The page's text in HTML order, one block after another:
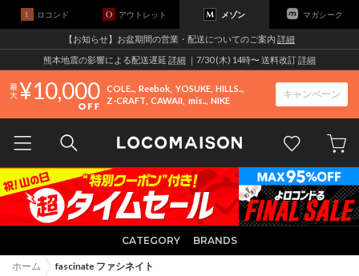
ロコンド アウトレット メゾン マガシーク
【お知らせ】お盆期間の営業・配送についてのご案内 詳細
熊本地震の影響による配送遅延 詳細 ｜7/30 (木) 14時〜 送料改訂詳細
10,000 COLE.. Reebok YOSUKE HILLS..
Z-CRAFT CAWAII mis.. NIKE
キャンペーン
CATEGORY BRANDS
ホーム fascinate ファシネイト